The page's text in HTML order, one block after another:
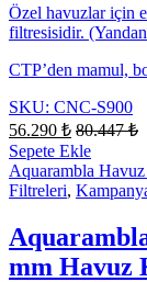
Özel havuzlar için
filtresisidir.
CTP’den mamul,
SKU: CNC-S900
56.290 ₺ 80.447₺
Sepete Ekle
Aquarambla
Filtreleri,
mm Havuz